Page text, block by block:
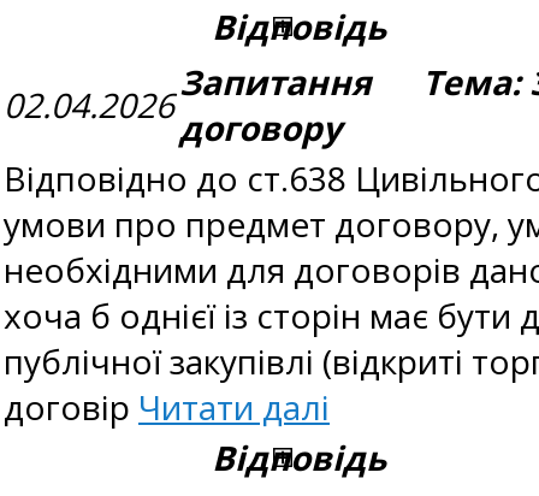
Відповідь
02.04.2026Запитання Тема:
договору
Відповідно до ст.638
умови про предмет договору,
необхідними для договорів
хоча б однієї із сторін має
публічної закупівлі
договір Читати далі
Відповідь